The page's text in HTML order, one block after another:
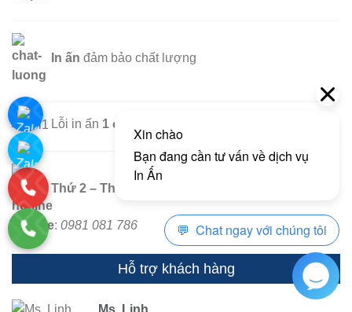
In ấn đảm bảo chất lượng
Lỗi in ấn 1 đổi 1
Thứ 2 – Thứ 7
Hotline: 0981 081 786
Hỗ trợ khách hàng
Ms. Linh